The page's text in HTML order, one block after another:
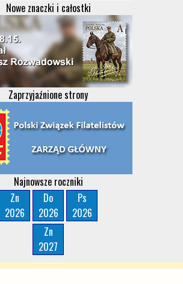
Nowe znaczki i całostki
Zaprzyjaźnione strony
Najnowsze roczniki
Zn
2026
Do
2026
Ps
2026
Zn
2027